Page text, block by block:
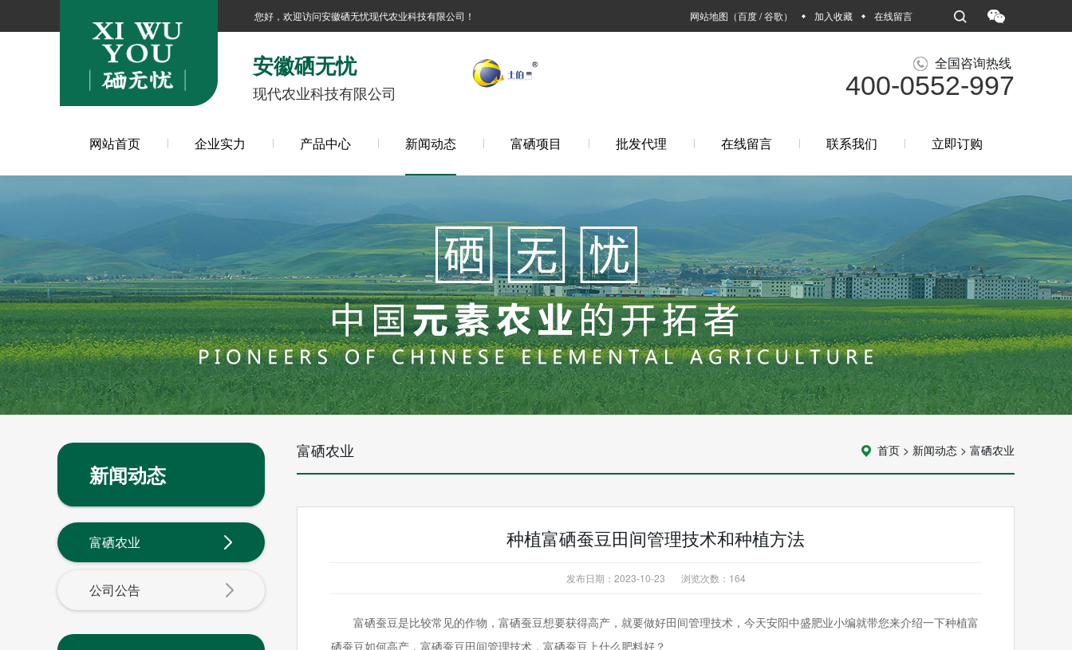
您好，欢迎访问安徽硒无忧现代农业科技有限公司！ 网站地图 （百度/谷歌） 加入收藏 在线留言
安徽硒无忧
现代农业科技有限公司
全国咨询热线
400-0552-997
网站首页 企业实力 产品中心 新闻动态 富硒项目 批发代理 在线留言 联系我们 立即订购
新闻动态
富硒农业
公司公告
首页 > 新闻动态 > 富硒农业
富硒农业
种植富硒蚕豆田间管理技术和种植方法
发布日期：2023-10-23 浏览次数： 164
富硒蚕豆是比较常见的作物，富硒蚕豆想要获得高产，就要做好田间管理技术，今天安阳中盛肥业小编就带您来介绍一下种植富
硒蚕豆如何高产，富硒蚕豆田间管理技术，富硒蚕豆上什么肥料好？